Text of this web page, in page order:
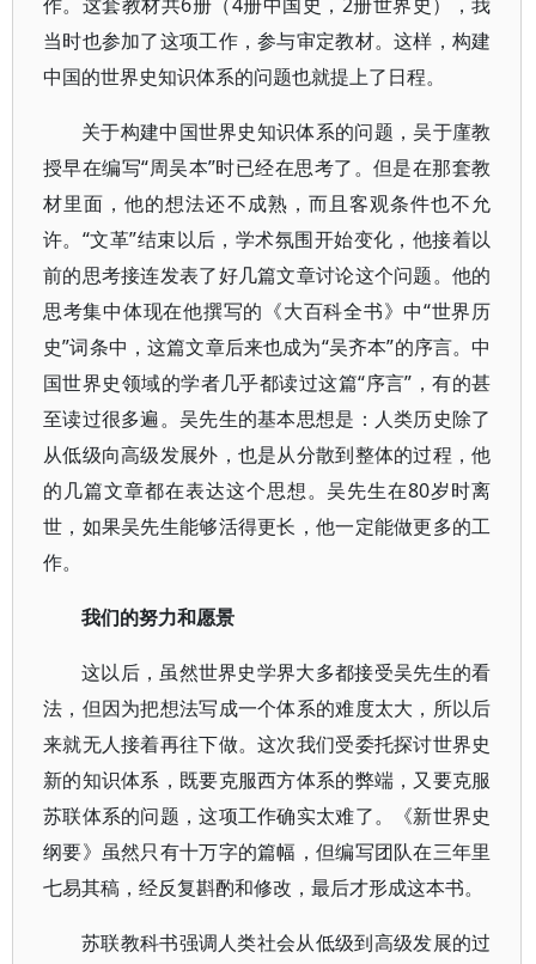
当时也参加了这项工作，参与审定教材。这样，构建
中国的世界史知识体系的问题也就提上了日程。
关于构建中国世界史知识体系的问题，吴于廑教
授早在编写“周吴本”时已经在思考了。但是在那套教
材里面，他的想法还不成熟，而且客观条件也不允
许。“文革”结束以后，学术氛围开始变化，他接着以
前的思考接连发表了好几篇文章讨论这个问题。他的
思考集中体现在他撰写的《大百科全书》中“世界历
史”词条中，这篇文章后来也成为“吴齐本”的序言。中
国世界史领域的学者几乎都读过这篇“序言”，有的甚
至读过很多遍。吴先生的基本思想是：人类历史除了
从低级向高级发展外，也是从分散到整体的过程，他
的几篇文章都在表达这个思想。吴先生在80岁时离
世，如果吴先生能够活得更长，他一定能做更多的工
作。
我们的努力和愿景
这以后，虽然世界史学界大多都接受吴先生的看
法，但因为把想法写成一个体系的难度太大，所以后
来就无人接着再往下做。这次我们受委托探讨世界史
新的知识体系，既要克服西方体系的弊端，又要克服
苏联体系的问题，这项工作确实太难了。《新世界史
纲要》虽然只有十万字的篇幅，但编写团队在三年里
七易其稿，经反复斟酌和修改，最后才形成这本书。
苏联教科书强调人类社会从低级到高级发展的过